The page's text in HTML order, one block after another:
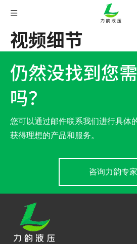
视频细节
仍然没找到您
吗？
您可以通过邮件联系我们进行具体
获得理想的产品和服务。
咨询力韵专家